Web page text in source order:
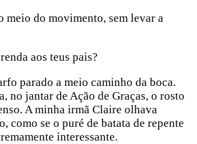
do movimento, sem levar a
aos teus pais?
parado a meio caminho da boca.
no jantar de Ação de Graças, o rosto
A minha irmã Claire olhava
como se o puré de batata de repente
interessante.